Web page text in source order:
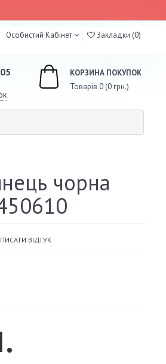
Особистий Кабінет Закладки (0)
КОРЗИНА ПОКУПОК
Товарів 0 (0 грн.)
чорна
ВІДГУК